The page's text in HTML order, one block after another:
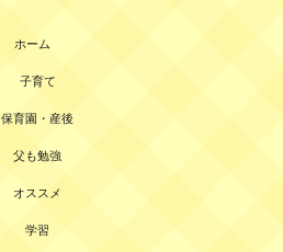
ホーム
子育て
保育園・産後
父も勉強
オススメ
学習